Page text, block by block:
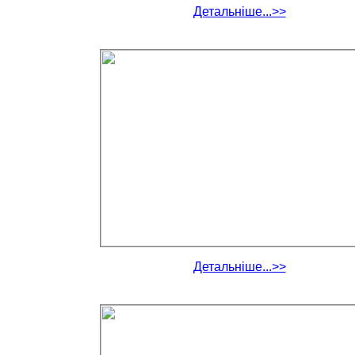
Детальніше...>>
Детальніше...>>